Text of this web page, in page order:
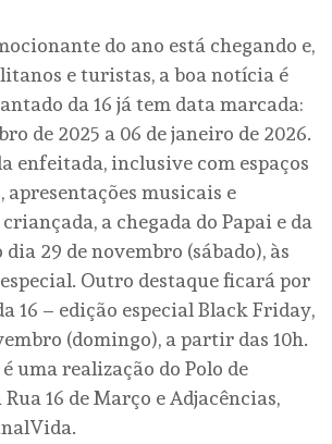
do ano está chegando e,
e turistas, a boa notícia é
da 16 já tem data marcada:
de 2025 a 06 de janeiro de 2026.
enfeitada, inclusive com espaços
musicais e
a chegada do Papai e da
29 de novembro (sábado), às
Outro destaque ficará por
16 – edição especial Black Friday,
(domingo), a partir das 10h.
uma realização do Polo de
16 de Março e Adjacências,